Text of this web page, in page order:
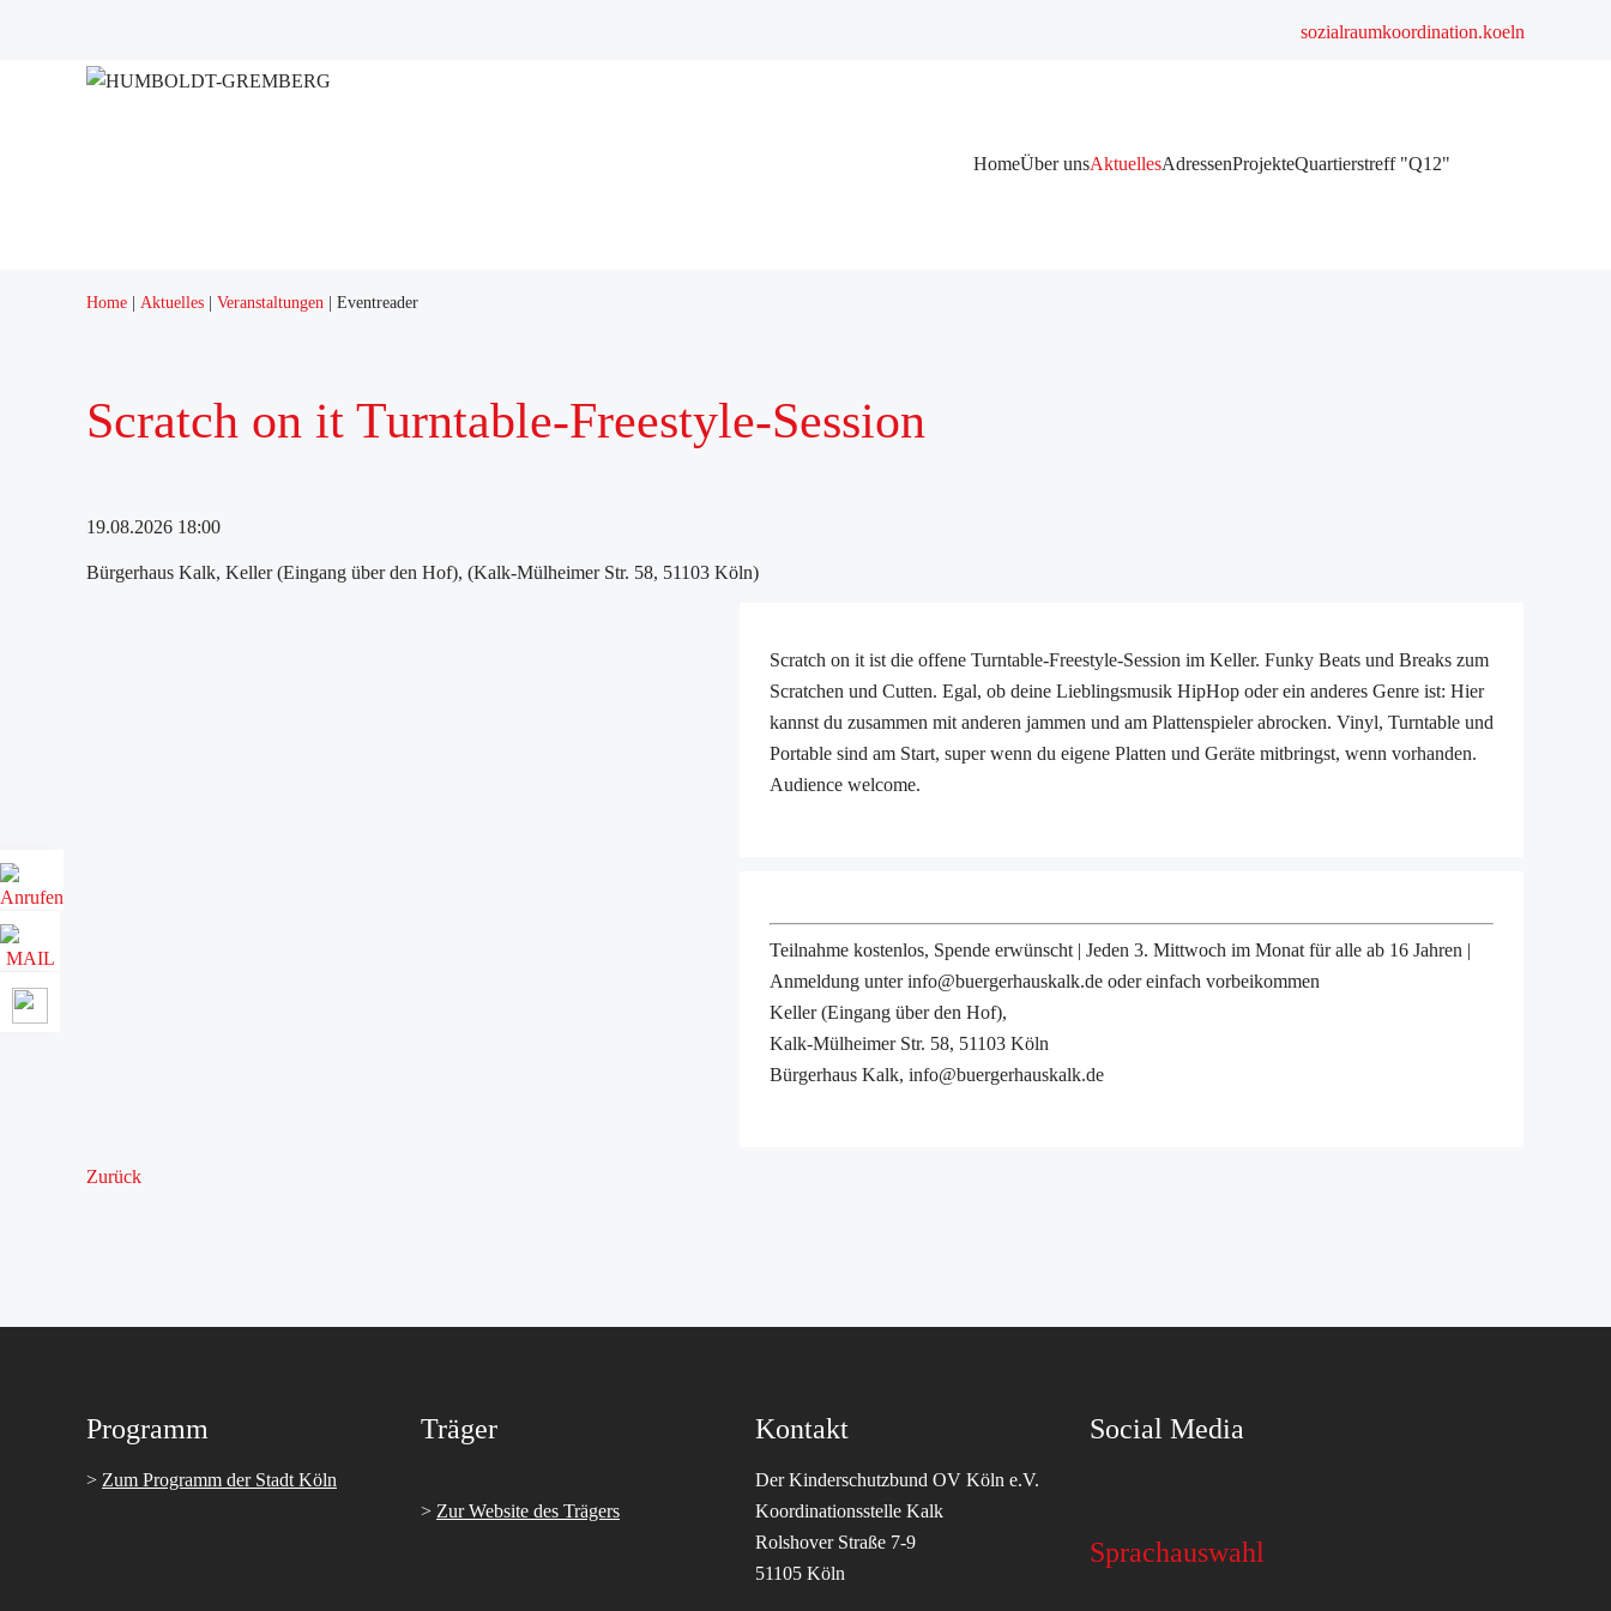
sozialraumkoordination.koeln
Navigation
HomeÜber unsAktuellesAdressenProjekteQuartierstreff "Q12"
Home Aktuelles Veranstaltungen Eventreader
Scratch on it Turntable-Freestyle-Session
19.08.2026 18:00
Bürgerhaus Kalk, Keller (Eingang über den Hof), (Kalk-Mülheimer Str. 58, 51103 Köln)
Scratch on it ist die offene Turntable-Freestyle-Session im Keller. Funky Beats und Breaks zum
Scratchen und Cutten. Egal, ob deine Lieblingsmusik HipHop oder ein anderes Genre ist: Hier
kannst du zusammen mit anderen jammen und am Plattenspieler abrocken. Vinyl, Turntable und
Portable sind am Start, super wenn du eigene Platten und Geräte mitbringst, wenn vorhanden.
Audience welcome.
Teilnahme kostenlos, Spende erwünscht | Jeden 3. Mittwoch im Monat für alle ab 16 Jahren |
Anmeldung unter info@buergerhauskalk.de oder einfach vorbeikommen
Keller (Eingang über den Hof),
Kalk-Mülheimer Str. 58, 51103 Köln
Bürgerhaus Kalk, info@buergerhauskalk.de
Zurück
Programm
> Zum Programm der Stadt Köln
Träger
> Zur Website des Trägers
Kontakt
Der Kinderschutzbund OV Köln e.V.
Koordinationsstelle Kalk
Rolshover Straße 7-9
51105 Köln
Social Media
Sprachauswahl